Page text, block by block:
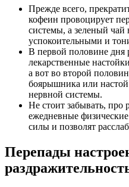
Прежде всего,
кофеин провоцирует
системы, а зеленый чай
успокоительными и
В первой половине дня
лекарственные
а вот во второй
боярышника или
нервной системы.
Не стоит забывать, про
ежедневные
силы и позволят
Перепады